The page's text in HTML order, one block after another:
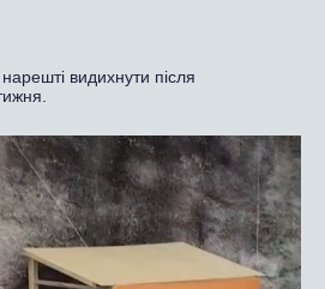
видихнути після